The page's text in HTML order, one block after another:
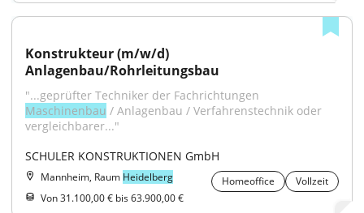
Konstrukteur (m/w/d)
Anlagenbau/Rohrleitungsbau
Maschinenbau / Anlagenbau / Verfahrenstechnik oder
vergleichbarer..."
SCHULER KONSTRUKTIONEN GmbH
Mannheim, Raum Heidelberg Homeoffice
Vollzeit
Von 31.100,00 € bis 63.900,00 €